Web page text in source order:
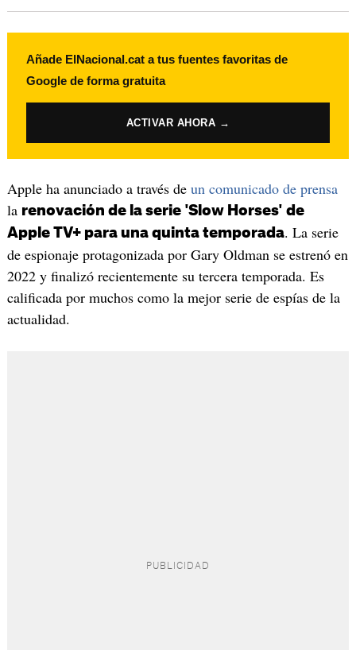
Añade ElNacional.cat a tus fuentes favoritas de
Google de forma gratuita
ACTIVAR AHORA →
Apple ha anunciado a través de un comunicado de prensa
la renovación de la serie 'Slow Horses' de
Apple TV+ para una quinta temporada. La serie
de espionaje protagonizada por Gary Oldman se estrenó en
2022 y finalizó recientemente su tercera temporada. Es
calificada por muchos como la mejor serie de espías de la
actualidad.